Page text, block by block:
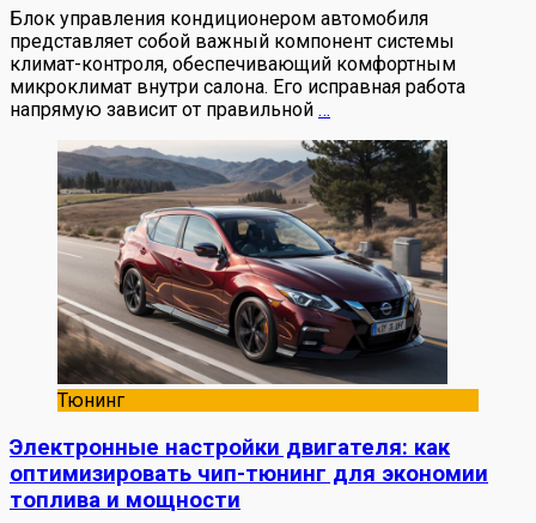
Блок управления кондиционером автомобиля
представляет собой важный компонент системы
климат-контроля, обеспечивающий комфортным
микроклимат внутри салона. Его исправная работа
напрямую зависит от правильной …
Тюнинг
Электронные настройки двигателя: как
оптимизировать чип-тюнинг для экономии
топлива и мощности